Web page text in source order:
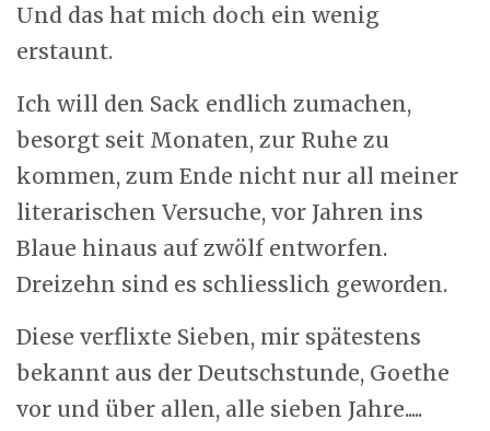
Und das hat mich doch ein wenig
erstaunt.
Ich will den Sack endlich zumachen,
besorgt seit Monaten, zur Ruhe zu
kommen, zum Ende nicht nur all meiner
literarischen Versuche, vor Jahren ins
Blaue hinaus auf zwölf entworfen.
Dreizehn sind es schliesslich geworden.
Diese verflixte Sieben, mir spätestens
bekannt aus der Deutschstunde, Goethe
vor und über allen, alle sieben Jahre.....